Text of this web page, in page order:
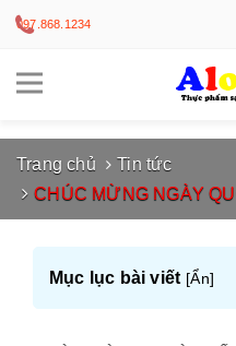
097.868.1234
Trang chủ
Tin tức
CHÚC MỪNG NGÀY
Mục lục bài viết [Ẩn]